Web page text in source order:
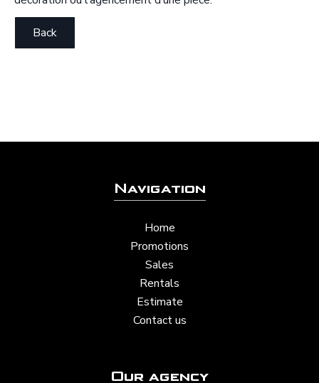
Back
Navigation
Home
Promotions
Sales
Rentals
Estimate
Contact us
Our agency